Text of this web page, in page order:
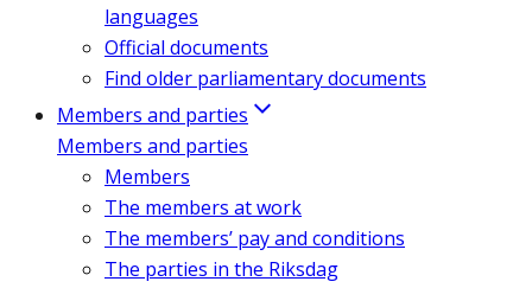
languages
Official documents
Find older parliamentary documents
Members and parties
Members and parties
Members
The members at work
The members’ pay and conditions
The parties in the Riksdag